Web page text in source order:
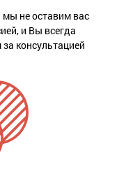
не оставим вас
и Вы всегда
консультацией